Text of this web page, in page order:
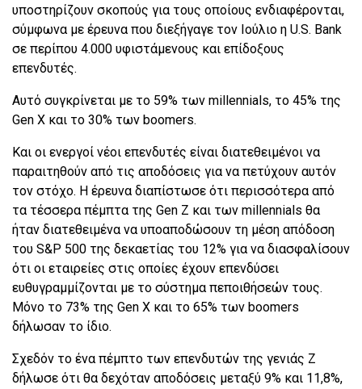
υποστηρίζουν σκοπούς για τους οποίους ενδιαφέρονται,
σύμφωνα με έρευνα που διεξήγαγε τον Ιούλιο η U.S. Bank
σε περίπου 4.000 υφιστάμενους και επίδοξους
επενδυτές.
Αυτό συγκρίνεται με το 59% των millennials, το 45% της
Gen X και το 30% των boomers.
Και οι ενεργοί νέοι επενδυτές είναι διατεθειμένοι να
παραιτηθούν από τις αποδόσεις για να πετύχουν αυτόν
τον στόχο. Η έρευνα διαπίστωσε ότι περισσότερα από
τα τέσσερα πέμπτα της Gen Z και των millennials θα
ήταν διατεθειμένα να υποαποδώσουν τη μέση απόδοση
του S&P 500 της δεκαετίας του 12% για να διασφαλίσουν
ότι οι εταιρείες στις οποίες έχουν επενδύσει
ευθυγραμμίζονται με το σύστημα πεποιθήσεών τους.
Μόνο το 73% της Gen X και το 65% των boomers
δήλωσαν το ίδιο.
Σχεδόν το ένα πέμπτο των επενδυτών της γενιάς Z
δήλωσε ότι θα δεχόταν αποδόσεις μεταξύ 9% και 11,8%,